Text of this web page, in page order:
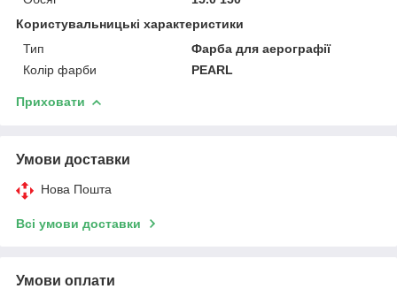
Користувальницькі характеристики
Тип
Фарба для аерографії
Колір фарби
PEARL
Приховати
Умови доставки
Нова Пошта
Всі умови доставки
Умови оплати